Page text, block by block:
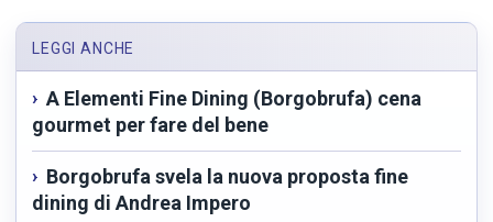
LEGGI ANCHE
A Elementi Fine Dining (Borgobrufa) cena
gourmet per fare del bene
Borgobrufa svela la nuova proposta fine
dining di Andrea Impero